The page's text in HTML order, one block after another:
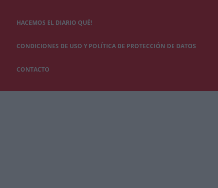
HACEMOS EL DIARIO QUÉ!
CONDICIONES DE USO Y POLÍTICA DE PROTECCIÓN DE DATOS
CONTACTO